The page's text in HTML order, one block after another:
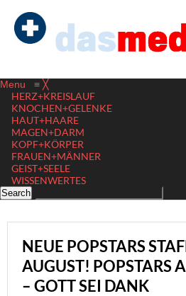
Menu ≡ ╳
HERZ+KREISLAUF
KNOCHEN+GELENKE
HAUT+HAARE
MAGEN+DARM
KOPF+KÖRPER
FRAUEN+MÄNNER
GEIST+SEELE
WISSENWERTES
NEUE POPSTARS
AUGUST! POPSTARS
– GOTT SEI DANK